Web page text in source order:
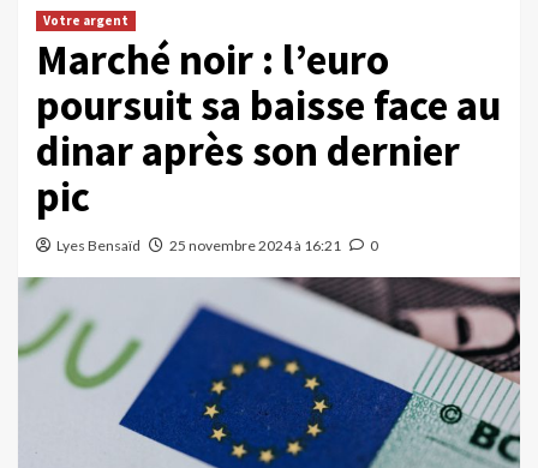
Votre argent
Marché noir : l’euro
poursuit sa baisse face au
dinar après son dernier
pic
Lyes Bensaïd 25 novembre 2024 à 16:21 0